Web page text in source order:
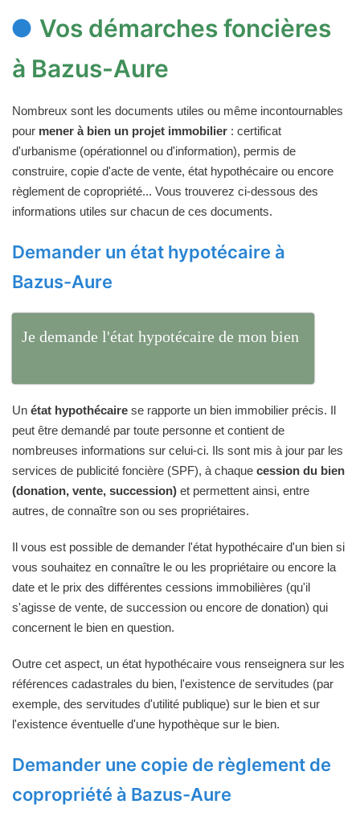
Vos démarches foncières
à Bazus-Aure
Nombreux sont les documents utiles ou même incontournables
pour mener à bien un projet immobilier : certificat
d'urbanisme (opérationnel ou d'information), permis de
construire, copie d'acte de vente, état hypothécaire ou encore
règlement de copropriété... Vous trouverez ci-dessous des
informations utiles sur chacun de ces documents.
Demander un état hypotécaire à
Bazus-Aure
Je demande l'état hypotécaire de mon bien
Un état hypothécaire se rapporte un bien immobilier précis. Il
peut être demandé par toute personne et contient de
nombreuses informations sur celui-ci. Ils sont mis à jour par les
services de publicité foncière (SPF), à chaque cession du bien
(donation, vente, succession) et permettent ainsi, entre
autres, de connaître son ou ses propriétaires.
Il vous est possible de demander l'état hypothécaire d'un bien si
vous souhaitez en connaître le ou les propriétaire ou encore la
date et le prix des différentes cessions immobilières (qu'il
s'agisse de vente, de succession ou encore de donation) qui
concernent le bien en question.
Outre cet aspect, un état hypothécaire vous renseignera sur les
références cadastrales du bien, l'existence de servitudes (par
exemple, des servitudes d'utilité publique) sur le bien et sur
l'existence éventuelle d'une hypothèque sur le bien.
Demander une copie de règlement de
copropriété à Bazus-Aure